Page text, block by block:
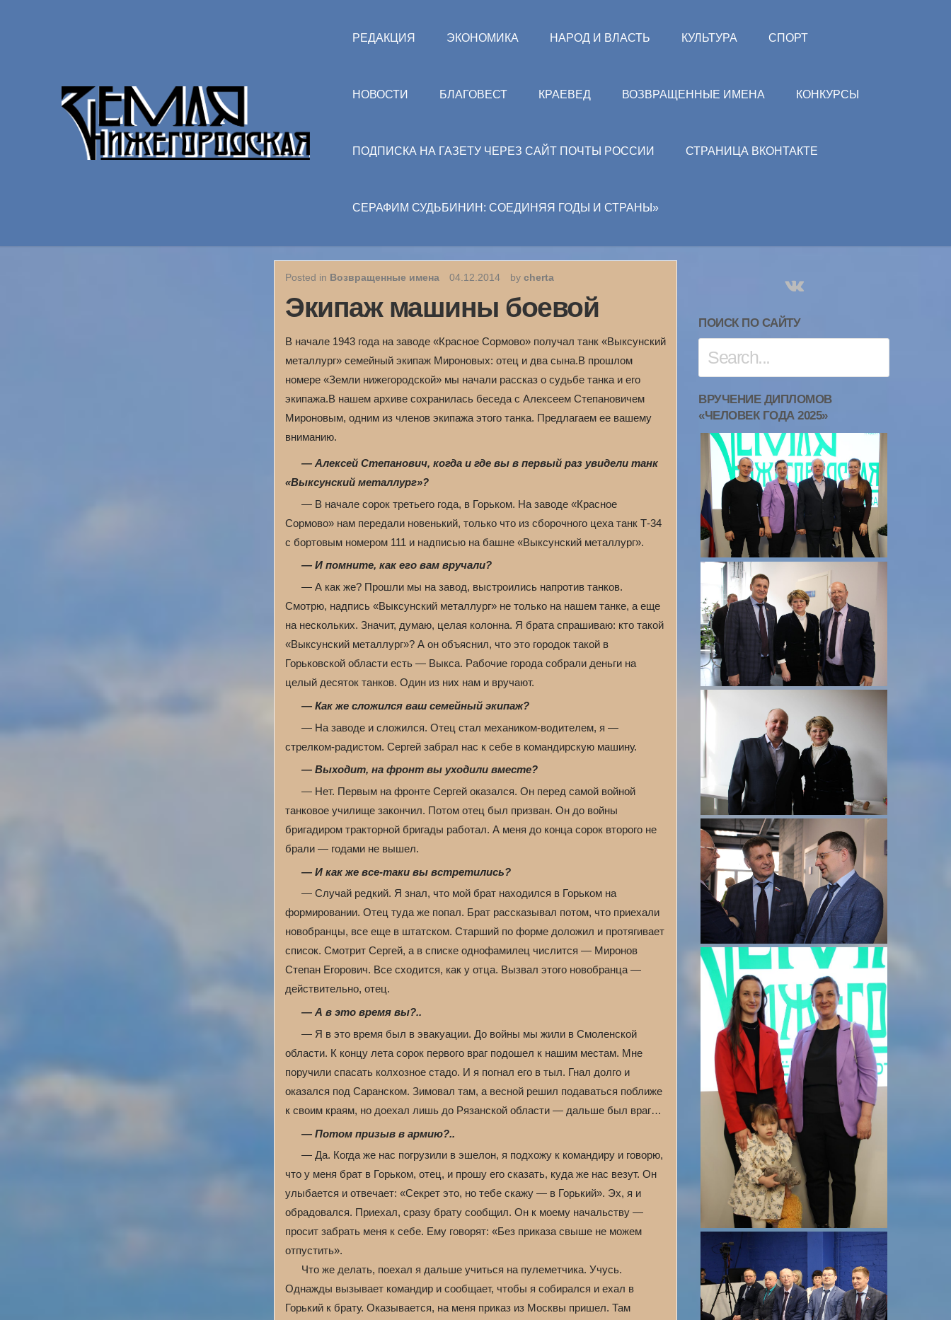
РЕДАКЦИЯ ЭКОНОМИКА НАРОД И ВЛАСТЬ КУЛЬТУРА СПОРТ
НОВОСТИ БЛАГОВЕСТ КРАЕВЕД ВОЗВРАЩЕННЫЕ ИМЕНА КОНКУРСЫ
ПОДПИСКА НА ГАЗЕТУ ЧЕРЕЗ САЙТ ПОЧТЫ РОССИИ СТРАНИЦА ВКОНТАКТЕ
СЕРАФИМ СУДЬБИНИН: СОЕДИНЯЯ ГОДЫ И СТРАНЫ»
Posted in Возвращенные имена 04.12.2014 by cherta
Экипаж машины боевой
В начале 1943 года на заводе «Красное Сормово» получал танк «Выксунский
металлург» семейный экипаж Мироновых: отец и два сына.В прошлом
номере «Земли нижегородской» мы начали рассказ о судьбе танка и его
экипажа.В нашем архиве сохранилась беседа с Алексеем Степановичем
Мироновым, одним из членов экипажа этого танка. Предлагаем ее вашему
вниманию.
— Алексей Степанович, когда и где вы в первый раз увидели танк
«Выксунский металлург»?
— В начале сорок третьего года, в Горьком. На заводе «Красное
Сормово» нам передали новенький, только что из сборочного цеха танк Т-34
с бортовым номером 111 и надписью на башне «Выксунский металлург».
— И помните, как его вам вручали?
— А как же? Прошли мы на завод, выстроились напротив танков.
Смотрю, надпись «Выксунский металлург» не только на нашем танке, а еще
на нескольких. Значит, думаю, целая колонна. Я брата спрашиваю: кто такой
«Выксунский металлург»? А он объяснил, что это городок такой в
Горьковской области есть — Выкса. Рабочие города собрали деньги на
целый десяток танков. Один из них нам и вручают.
— Как же сложился ваш семейный экипаж?
— На заводе и сложился. Отец стал механиком-водителем, я —
стрелком-радистом. Сергей забрал нас к себе в командирскую машину.
— Выходит, на фронт вы уходили вместе?
— Нет. Первым на фронте Сергей оказался. Он перед самой войной
танковое училище закончил. Потом отец был призван. Он до войны
бригадиром тракторной бригады работал. А меня до конца сорок второго не
брали — годами не вышел.
— И как же все-таки вы встретились?
— Случай редкий. Я знал, что мой брат находился в Горьком на
формировании. Отец туда же попал. Брат рассказывал потом, что приехали
новобранцы, все еще в штатском. Старший по форме доложил и протягивает
список. Смотрит Сергей, а в списке однофамилец числится — Миронов
Степан Егорович. Все сходится, как у отца. Вызвал этого новобранца —
действительно, отец.
— А в это время вы?..
— Я в это время был в эвакуации. До войны мы жили в Смоленской
области. К концу лета сорок первого враг подошел к нашим местам. Мне
поручили спасать колхозное стадо. И я погнал его в тыл. Гнал долго и
оказался под Саранском. Зимовал там, а весной решил подаваться поближе
к своим краям, но доехал лишь до Рязанской области — дальше был враг…
— Потом призыв в армию?..
— Да. Когда же нас погрузили в эшелон, я подхожу к командиру и говорю,
что у меня брат в Горьком, отец, и прошу его сказать, куда же нас везут. Он
улыбается и отвечает: «Секрет это, но тебе скажу — в Горький». Эх, я и
обрадовался. Приехал, сразу брату сообщил. Он к моему начальству —
просит забрать меня к себе. Ему говорят: «Без приказа свыше не можем
отпустить».
Что же делать, поехал я дальше учиться на пулеметчика. Учусь.
Однажды вызывает командир и сообщает, чтобы я собирался и ехал в
Горький к брату. Оказывается, на меня приказ из Москвы пришел. Там
ПОИСК ПО САЙТУ
ВРУЧЕНИЕ ДИПЛОМОВ
«ЧЕЛОВЕК ГОДА 2025»